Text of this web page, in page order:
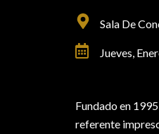
Sala De
Jueves,
Fundado en
referente